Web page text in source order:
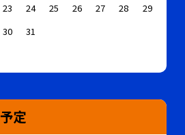
23
24 25 26 27 28
29
30
31
予定